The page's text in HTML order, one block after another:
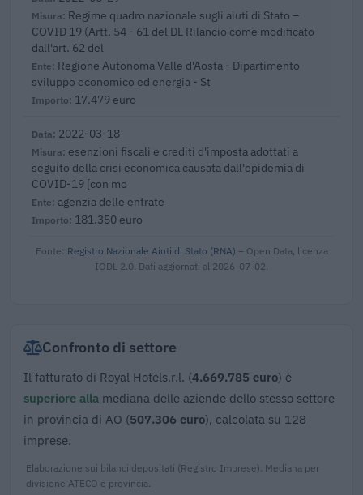
Regime quadro nazionale sugli aiuti di Stato –
COVID 19 (Artt. 54 - 61 del DL Rilancio come modificato
dall'art. 62 del
Regione Autonoma Valle d'Aosta - Dipartimento
sviluppo economico ed energia - St
17.479 euro
2022-03-18
esenzioni fiscali e crediti d'imposta adottati a
seguito della crisi economica causata dall'epidemia di
COVID-19 [con mo
agenzia delle entrate
181.350 euro
Fonte: Registro Nazionale Aiuti di Stato (RNA) – Open Data, licenza
IODL 2.0. Dati aggiornati al 2026-07-02.
Confronto di settore
Il fatturato di Royal Hotels.r.l. (4.669.785 euro) è
superiore alla mediana delle aziende dello stesso settore
in provincia di AO (507.306 euro), calcolata su 128
imprese.
Elaborazione sui bilanci depositati (Registro Imprese). Mediana per
divisione ATECO e provincia.